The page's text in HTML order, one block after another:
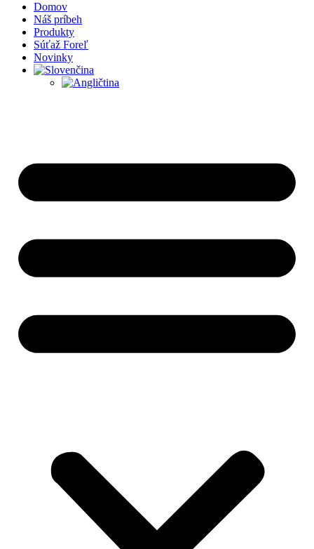
Domov
Náš príbeh
Produkty
Súťaž Foreľ
Novinky